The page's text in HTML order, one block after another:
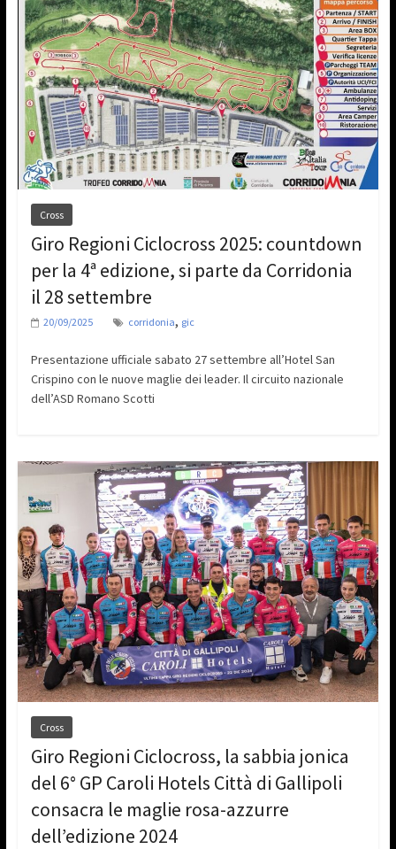
Cross
Giro Regioni Ciclocross 2025: countdown
per la 4ª edizione, si parte da Corridonia
il 28 settembre
20/09/2025 corridonia, gic
Presentazione ufficiale sabato 27 settembre all’Hotel San
Crispino con le nuove maglie dei leader. Il circuito nazionale
dell’ASD Romano Scotti
Cross
Giro Regioni Ciclocross, la sabbia jonica
del 6° GP Caroli Hotels Città di Gallipoli
consacra le maglie rosa-azzurre
dell’edizione 2024